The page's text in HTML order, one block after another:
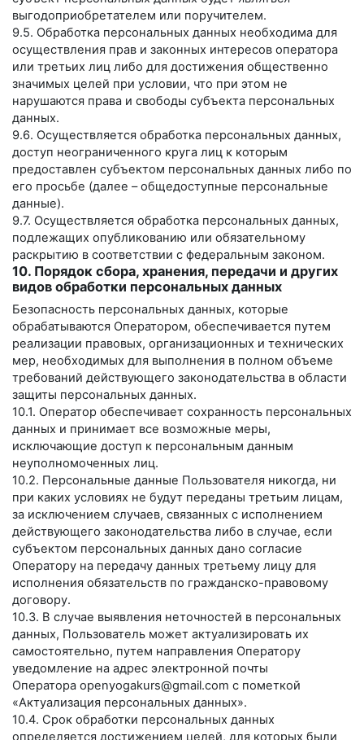
выгодоприобретателем или поручителем.
9.5. Обработка персональных данных необходима для
осуществления прав и законных интересов оператора
или третьих лиц либо для достижения общественно
значимых целей при условии, что при этом не
нарушаются права и свободы субъекта персональных
данных.
9.6. Осуществляется обработка персональных данных,
доступ неограниченного круга лиц к которым
предоставлен субъектом персональных данных либо по
его просьбе (далее – общедоступные персональные
данные).
9.7. Осуществляется обработка персональных данных,
подлежащих опубликованию или обязательному
раскрытию в соответствии с федеральным законом.
10. Порядок сбора, хранения, передачи и других
видов обработки персональных данных
Безопасность персональных данных, которые
обрабатываются Оператором, обеспечивается путем
реализации правовых, организационных и технических
мер, необходимых для выполнения в полном объеме
требований действующего законодательства в области
защиты персональных данных.
10.1. Оператор обеспечивает сохранность персональных
данных и принимает все возможные меры,
исключающие доступ к персональным данным
неуполномоченных лиц.
10.2. Персональные данные Пользователя никогда, ни
при каких условиях не будут переданы третьим лицам,
за исключением случаев, связанных с исполнением
действующего законодательства либо в случае, если
субъектом персональных данных дано согласие
Оператору на передачу данных третьему лицу для
исполнения обязательств по гражданско-правовому
договору.
10.3. В случае выявления неточностей в персональных
данных, Пользователь может актуализировать их
самостоятельно, путем направления Оператору
уведомление на адрес электронной почты
Оператора openyogakurs@gmail.com с пометкой
«Актуализация персональных данных».
10.4. Срок обработки персональных данных
определяется достижением целей, для которых были